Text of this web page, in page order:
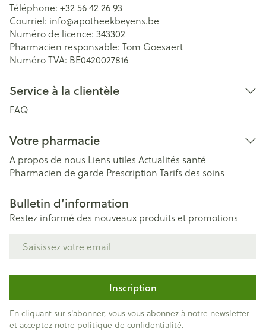
Téléphone: +32 56 42 26 93
Courriel: info@apotheekbeyens.be
Numéro de licence: 343302
Pharmacien responsable: Tom Goesaert
Numéro TVA: BE0420027816
Service à la clientèle
FAQ
Votre pharmacie
A propos de nous Liens utiles Actualités santé
Pharmacien de garde Prescription Tarifs des soins
Bulletin d’information
Restez informé des nouveaux produits et promotions
Inscription
En cliquant sur s'abonner, vous vous abonnez à notre newsletter
et acceptez notre politique de confidentialité.